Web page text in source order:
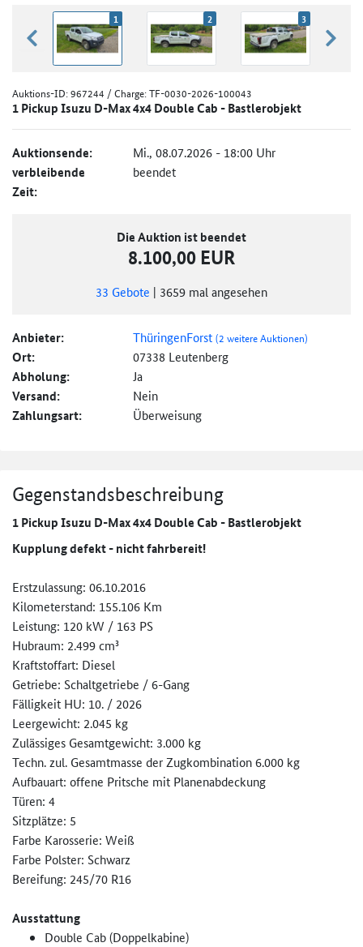
zurück blättern
1 2 3
Auktions-ID:967244 / Charge: TF-0030-2026-100043
1 Pickup Isuzu D-Max 4x4 Double Cab - Bastlerobjekt
Auktionsende: Mi., 08.07.2026 - 18:00 Uhr
verbleibende
Zeit:
beendet
Die Auktion ist beendet
8.100,00 EUR
33 Gebote | 3659 mal angesehen
Anbieter: ThüringenForst(2 weitere Auktionen)
Ort: 07338 Leutenberg
Abholung: Ja
Versand: Nein
Zahlungsart: Überweisung
Gegenstandsbeschreibung
1 Pickup Isuzu D-Max 4x4 Double Cab - Bastlerobjekt
Kupplung defekt - nicht fahrbereit!
Erstzulassung: 06.10.2016
Kilometerstand: 155.106 Km
Leistung: 120 kW / 163 PS
Hubraum: 2.499 cm³
Kraftstoffart: Diesel
Getriebe: Schaltgetriebe / 6-Gang
Fälligkeit HU: 10. / 2026
Leergewicht: 2.045 kg
Zulässiges Gesamtgewicht: 3.000 kg
Techn. zul. Gesamtmasse der Zugkombination 6.000 kg
Aufbauart: offene Pritsche mit Planenabdeckung
Türen: 4
Sitzplätze: 5
Farbe Karosserie: Weiß
Farbe Polster: Schwarz
Bereifung: 245/70 R16
Ausstattung
Double Cab (Doppelkabine)